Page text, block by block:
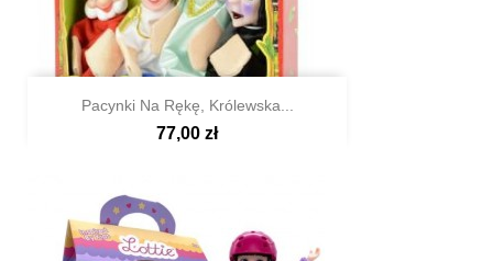
Szybki podgląd
Pacynki Na Rękę, Królewska...
77,00 zł